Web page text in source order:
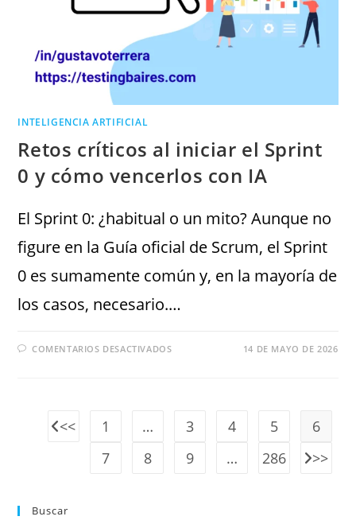
INTELIGENCIA ARTIFICIAL
Retos críticos al iniciar el Sprint
0 y cómo vencerlos con IA
El Sprint 0: ¿habitual o un mito? Aunque no
figure en la Guía oficial de Scrum, el Sprint
0 es sumamente común y, en la mayoría de
los casos, necesario.…
COMENTARIOS DESACTIVADOS 14 DE MAYO DE 2026
1 … 3 4 5
6
7
8 9 … 286
Buscar